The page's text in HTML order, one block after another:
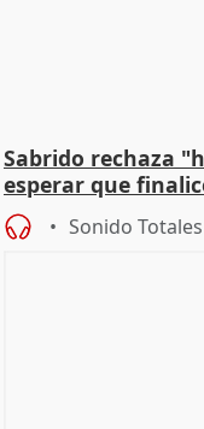
Sabrido rechaza
esperar que
Sonido Totales